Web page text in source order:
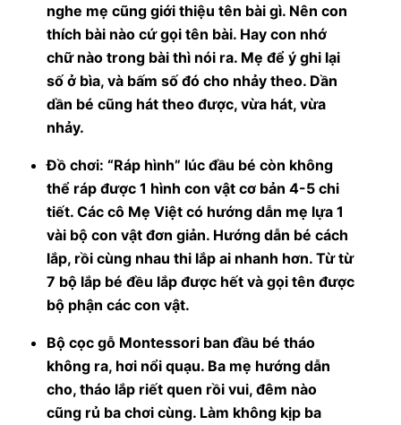
nghe mẹ cũng giới thiệu tên bài gì. Nên con
thích bài nào cứ gọi tên bài. Hay con nhớ
chữ nào trong bài thì nói ra. Mẹ để ý ghi lại
số ở bìa, và bấm số đó cho nhảy theo. Dần
dần bé cũng hát theo được, vừa hát, vừa
nhảy.
Đồ chơi: “Ráp hình” lúc đầu bé còn không
thể ráp được 1 hình con vật cơ bản 4-5 chi
tiết. Các cô Mẹ Việt có hướng dẫn mẹ lựa 1
vài bộ con vật đơn giản. Hướng dẫn bé cách
lắp, rồi cùng nhau thi lắp ai nhanh hơn. Từ từ
7 bộ lắp bé đều lắp được hết và gọi tên được
bộ phận các con vật.
Bộ cọc gỗ Montessori ban đầu bé tháo
không ra, hơi nổi quạu. Ba mẹ hướng dẫn
cho, tháo lắp riết quen rồi vui, đêm nào
cũng rủ ba chơi cùng. Làm không kịp ba